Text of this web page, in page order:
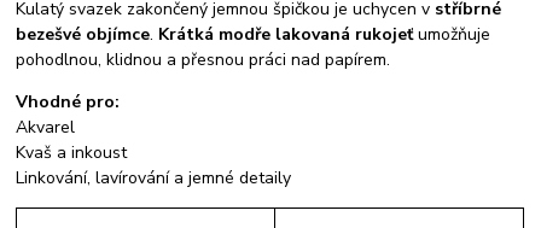
Kulatý svazek zakončený jemnou špičkou je uchycen v stříbrné
bezešvé objímce. Krátká modře lakovaná rukojeťumožňuje
pohodlnou, klidnou a přesnou práci nad papírem.
Vhodné pro:
Akvarel
Kvaš a inkoust
Linkování, lavírování a jemné detaily